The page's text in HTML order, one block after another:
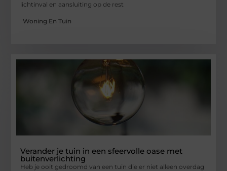
lichtinval en aansluiting op de rest
Woning En Tuin
Verander je tuin in een sfeervolle oase met
buitenverlichting
Heb je ooit gedroomd van een tuin die er niet alleen overdag